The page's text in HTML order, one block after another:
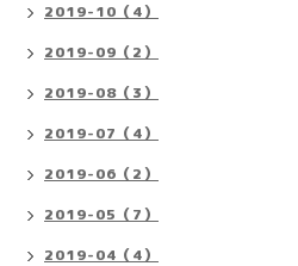
2019-10（4）
2019-09（2）
2019-08（3）
2019-07（4）
2019-06（2）
2019-05（7）
2019-04（4）